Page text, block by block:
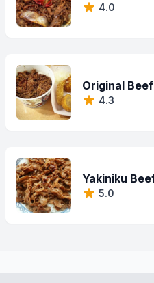
4.0
Original
4.3
Yakiniku
5.0